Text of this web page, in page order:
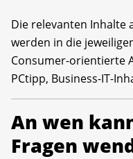
Die relevanten Inhalte
werden in die
Consumer-orientierte
PCtipp, Business-IT-
An wen
Fragen